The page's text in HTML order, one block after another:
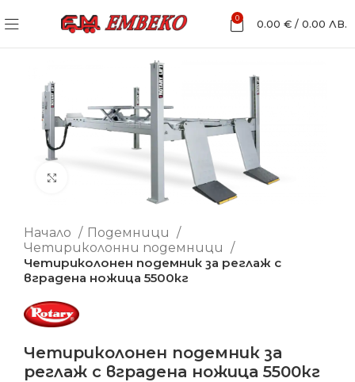
0 0.00 € / 0.00 ЛВ.
Начало
Подемници
Четириколонни подемници
Четириколонен подемник за реглаж с
вградена ножица 5500кг
Четириколонен подемник за
реглаж с вградена ножица 5500кг